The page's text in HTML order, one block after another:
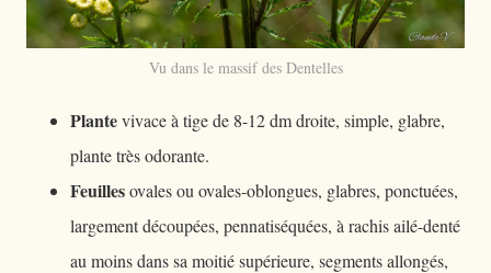
Vu dans le massif des Dentelles
Plantevivace à tige de 8-12 dm droite, simple, glabre,
plante très odorante.
Feuillesovales ou ovales-oblongues, glabres, ponctuées,
largement découpées, pennatiséquées, à rachis ailé-denté
au moins dans sa moitié supérieure, segments allongés,